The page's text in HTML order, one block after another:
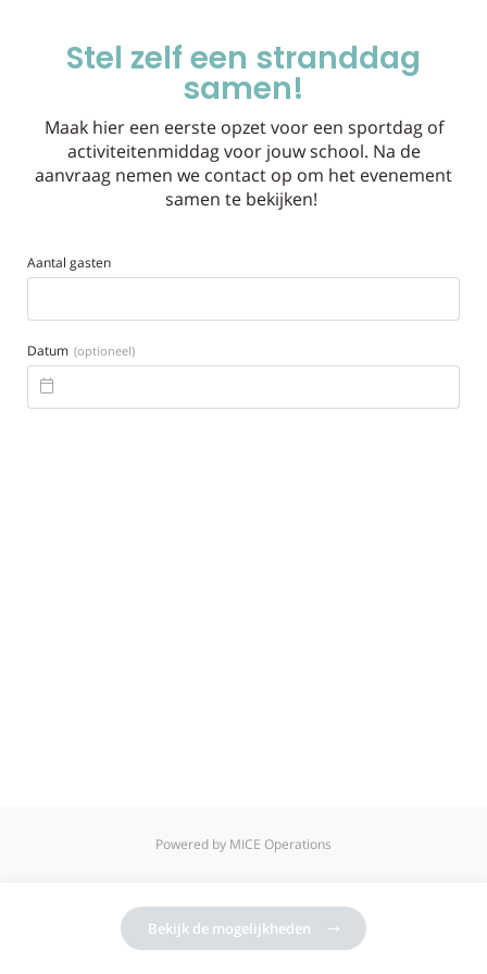
Stel zelf een stranddag
samen!
Maak hier een eerste opzet voor een sportdag of
activiteitenmiddag voor jouw school. Na de
aanvraag nemen we contact op om het evenement
samen te bekijken!
Aantal gasten
Datum (optioneel)

Powered by MICE Operations
Bekijk de mogelijkheden